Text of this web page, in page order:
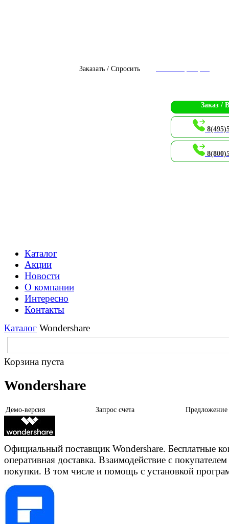
Заказать / Спросить
Заказ /
Каталог
Акции
Новости
О компании
Интересно
Контакты
Каталог Wondershare
Корзина пуста
Wondershare
Демо-версия Запрос счета Предложение
Официальный поставщик Wondershare. Бесплатные
оперативная доставка. Взаимодействие с
покупки. В том числе и помощь с установкой